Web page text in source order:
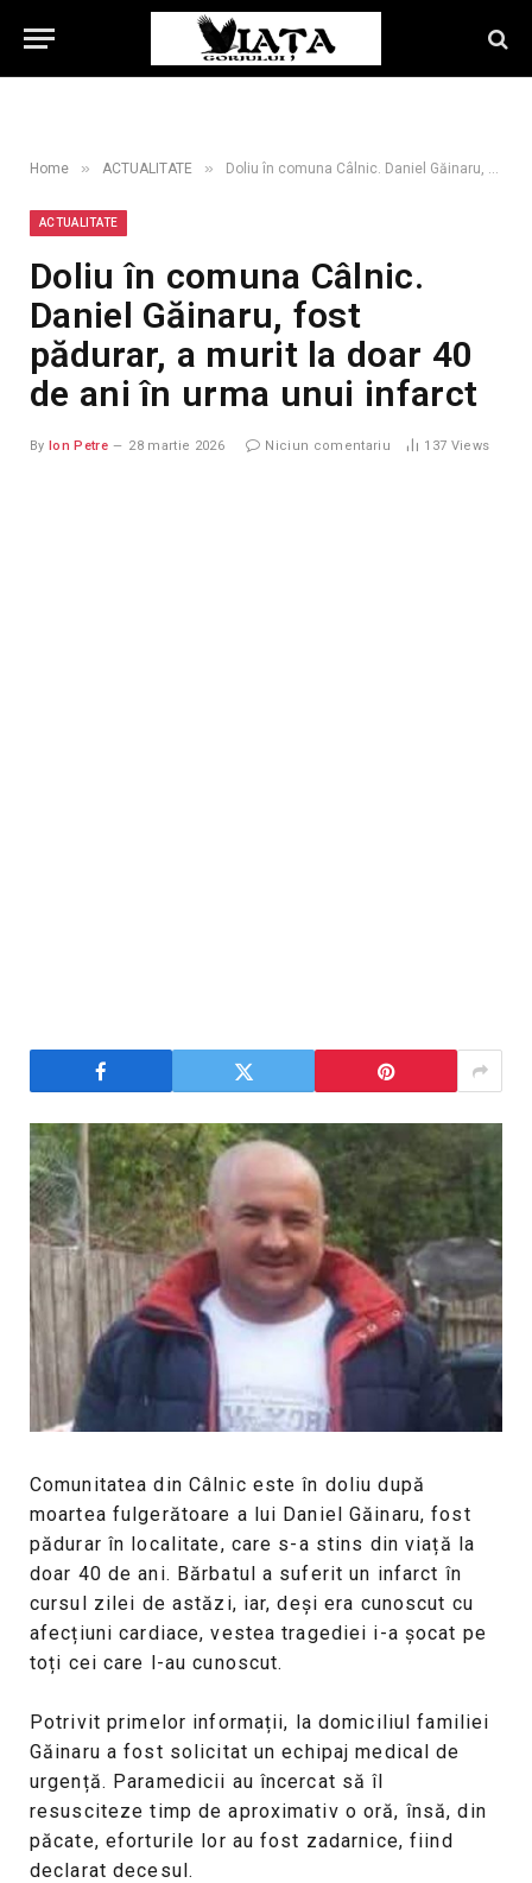
Home » ACTUALITATE » Doliu în comuna Câlnic. Daniel Găinaru, fost pădurar, a murit la doar 40 de ani în urma unui infarct
ACTUALITATE
Doliu în comuna Câlnic.
Daniel Găinaru, fost
pădurar, a murit la doar 40
de ani în urma unui infarct
By Ion Petre 28 martie 2026 Niciun comentariu 137 Views
Comunitatea din Câlnic este în doliu după
moartea fulgerătoare a lui Daniel Găinaru, fost
pădurar în localitate, care s-a stins din viață la
doar 40 de ani. Bărbatul a suferit un infarct în
cursul zilei de astăzi, iar, deși era cunoscut cu
afecțiuni cardiace, vestea tragediei i-a șocat pe
toți cei care l-au cunoscut.
Potrivit primelor informații, la domiciliul familiei
Găinaru a fost solicitat un echipaj medical de
urgență. Paramedicii au încercat să îl
resusciteze timp de aproximativ o oră, însă, din
păcate, eforturile lor au fost zadarnice, fiind
declarat decesul.